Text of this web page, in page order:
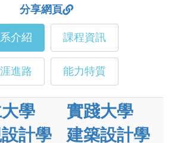
分享網頁
介紹 課程資訊
進路 能力特質
學
計學
實踐大學
建築設計學